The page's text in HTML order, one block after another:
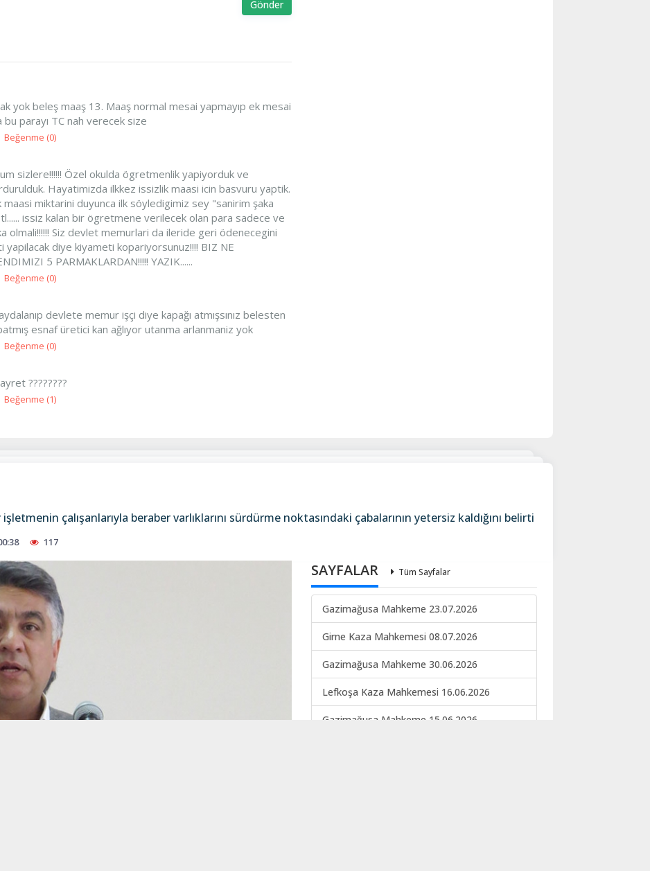
Gönder
yok beleş maaş 13. Maaş normal mesai yapmayıp ek mesai
parayı TC nah verecek size
Beğenme (0)
sizlere!!!!!! Özel okulda ögretmenlik yapiyorduk ve
Hayatimizda ilkkez issizlik maasi icin basvuru yaptik.
miktarini duyunca ilk söyledigimiz sey "sanirim şaka
issiz kalan bir ögretmene verilecek olan para sadece ve
olmali!!!!!! Siz devlet memurlari da ileride geri ödenecegini
yapilacak diye kiyameti kopariyorsunuz!!!! BIZ NE
5 PARMAKLARDAN!!!!! YAZIK......
Beğenme (0)
devlete memur işçi diye kapağı atmışsınız belesten
esnaf üretici kan ağlıyor utanma arlanmaniz yok
Beğenme (0)
????????
Beğenme (1)
çalışanlarıyla beraber varlıklarını sürdürme noktasındaki çabalarının yetersiz kaldığını belirti
117
SAYFALAR Tüm Sayfalar
Gazimağusa Mahkeme 23.07.2026
Girne Kaza Mahkemesi 08.07.2026
Gazimağusa Mahkeme 30.06.2026
Lefkoşa Kaza Mahkemesi 16.06.2026
Gazimağusa Mahkeme 15.06.2026